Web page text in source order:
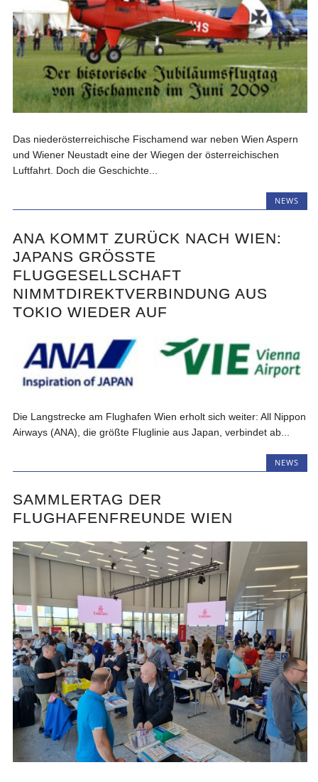
Das niederösterreichische Fischamend war neben Wien Aspern
und Wiener Neustadt eine der Wiegen der österreichischen
Luftfahrt. Doch die Geschichte...
NEWS
ANA KOMMT ZURÜCK NACH WIEN:
JAPANS GRÖSSTE F
LUGGESELLSCHAFT N
IMMTDIREKTVERBINDUNG AUS T
OKIO WIEDER AUF
Die Langstrecke am Flughafen Wien erholt sich weiter: All Nippon
Airways (ANA), die größte Fluglinie aus Japan, verbindet ab...
NEWS
SAMMLERTAG DER
FLUGHAFENFREUNDE WIEN